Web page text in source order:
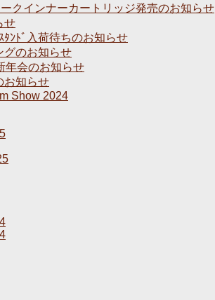
クインナーカートリッジ発売のお知らせ
せ
ﾀﾝﾄﾞ入荷待ちのお知らせ
グのお知らせ
会のお知らせ
お知らせ
Show 2024